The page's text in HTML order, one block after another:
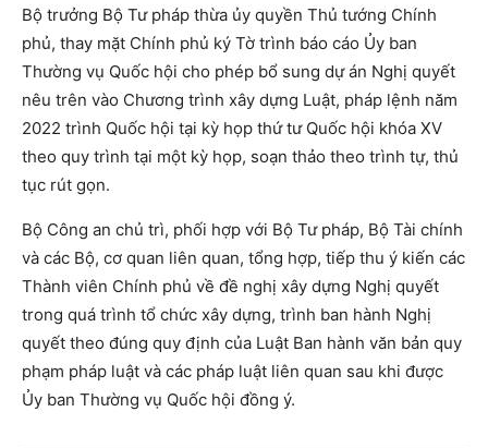
Bộ trưởng Bộ Tư pháp thừa ủy quyền Thủ tướng Chính
phủ, thay mặt Chính phủ ký Tờ trình báo cáo Ủy ban
Thường vụ Quốc hội cho phép bổ sung dự án Nghị quyết
nêu trên vào Chương trình xây dựng Luật, pháp lệnh năm
2022 trình Quốc hội tại kỳ họp thứ tư Quốc hội khóa XV
theo quy trình tại một kỳ họp, soạn thảo theo trình tự, thủ
tục rút gọn.
Bộ Công an chủ trì, phối hợp với Bộ Tư pháp, Bộ Tài chính
và các Bộ, cơ quan liên quan, tổng hợp, tiếp thu ý kiến các
Thành viên Chính phủ về đề nghị xây dựng Nghị quyết
trong quá trình tổ chức xây dựng, trình ban hành Nghị
quyết theo đúng quy định của Luật Ban hành văn bản quy
phạm pháp luật và các pháp luật liên quan sau khi được
Ủy ban Thường vụ Quốc hội đồng ý.